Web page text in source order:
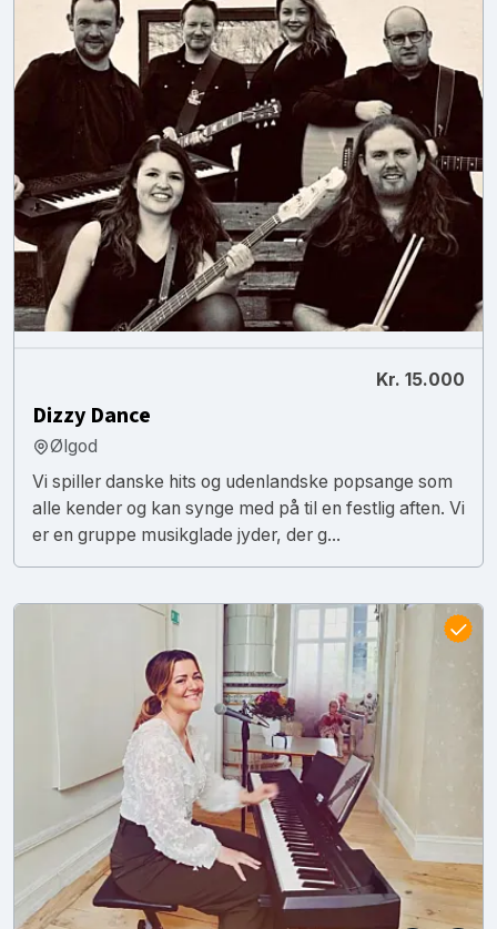
Kr. 15.000
Dizzy Dance
Ølgod
Vi spiller danske hits og udenlandske popsange som
alle kender og kan synge med på til en festlig aften. Vi
er en gruppe musikglade jyder, der g...